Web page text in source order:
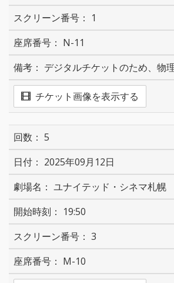
1
N-11
デジタルチケットのため、物
チケット画像を表示する
5
2025年09月12日
ユナイテッド・シネマ札幌
19:50
3
M-10